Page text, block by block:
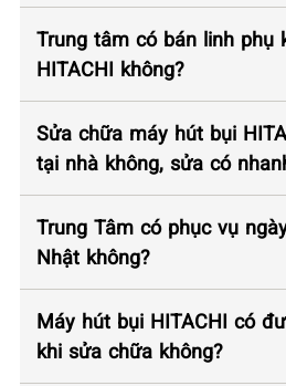
Trung tâm có bán linh phụ
HITACHI không?
Sửa chữa máy hút bụi
tại nhà không, sửa có
Trung Tâm có phục vụ
Nhật không?
Máy hút bụi HITACHI có
khi sửa chữa không?